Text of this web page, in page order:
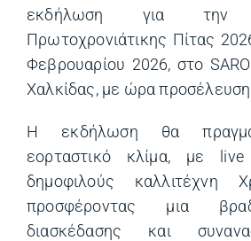
εκδήλωση για
Πρωτοχρονιάτικης Πίτας
Φεβρουαρίου 2026, στο
Χαλκίδας, με ώρα
Η εκδήλωση θα
εορταστικό κλίμα, με
δημοφιλούς καλλιτέχνη
προσφέροντας μια
διασκέδασης και